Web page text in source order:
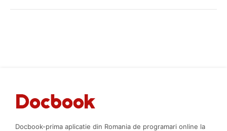
Docbook-prima aplicatie din Romania de programari online la